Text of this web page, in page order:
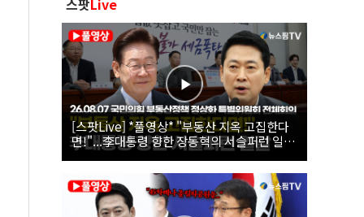
스팟Live
[스팟Live] *풀영상* "부동산 지옥 고집한다
면!"...李대통령 향한 장동혁의 서슬퍼런 일갈
| 26.08.07 국민의힘 부동산정책 정상화 특별
위원회 전체회의